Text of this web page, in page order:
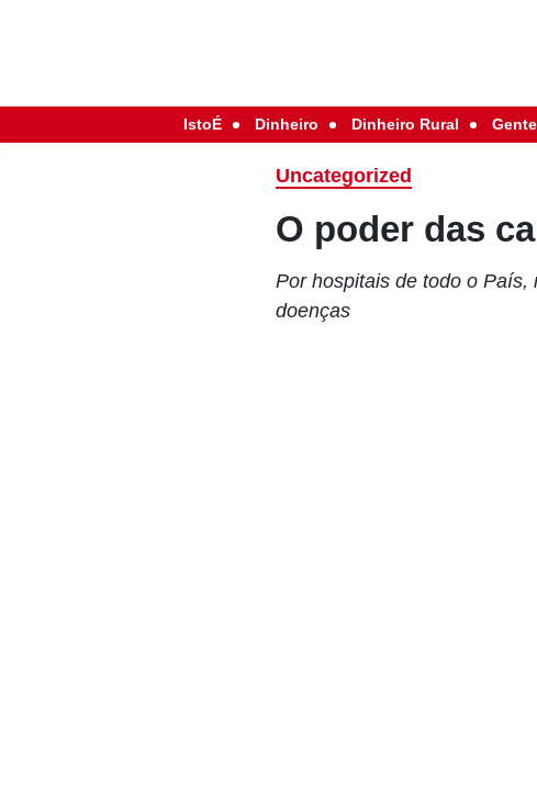
IstoÉ Dinheiro Dinheiro Rural Gente
Uncategorized
O poder das
Por hospitais de todo o
doenças